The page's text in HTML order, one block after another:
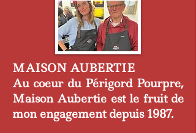
MAISON AUBERTIE
Au coeur du Périgord Pourpre,
Maison Aubertie est le fruit de
mon engagement depuis 1987.